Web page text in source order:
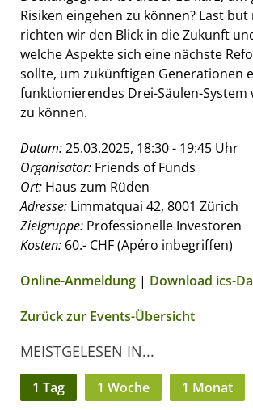
Risiken eingehen zu können? Last
richten wir den Blick in die Zukunft
welche Aspekte sich eine nächste
sollte, um zukünftigen Generationen
funktionierendes Drei-Säulen-System
zu können.
Datum:25.03.2025, 18:30 - 19:45 Uhr
Organisator: Friends of Funds
Ort: Haus zum Rüden
Adresse: Limmatquai 42, 8001 Zürich
Zielgruppe: Professionelle Investoren
Kosten: 60.- CHF (Apéro inbegriffen)
Online-Anmeldung | Download ics-
Zurück zur Events-Übersicht
MEISTGELESEN IN...
1 Tag 1 Woche 1 Monat